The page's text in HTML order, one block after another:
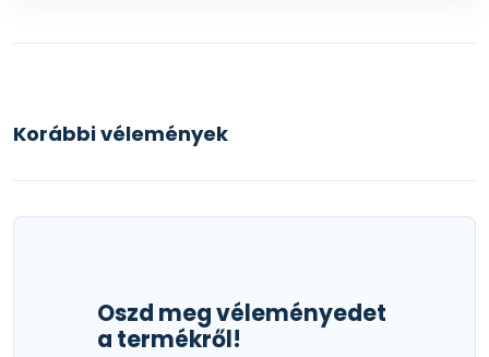
Korábbi vélemények
Oszd meg véleményedet
a termékről!